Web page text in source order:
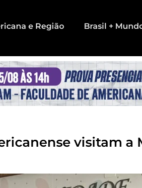
e Região Brasil +
visitam